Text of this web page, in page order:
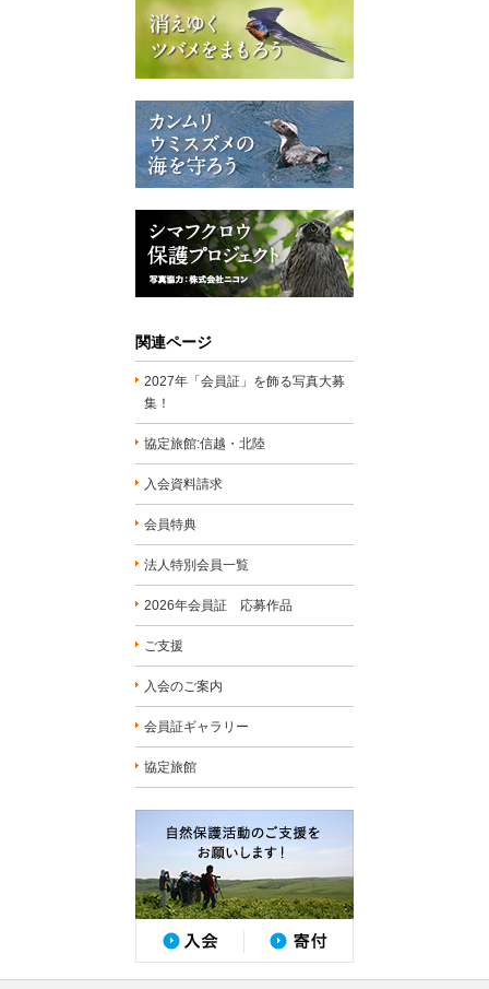
関連ページ
2027年「会員証」を飾る写真大募
集！
協定旅館:信越・北陸
入会資料請求
会員特典
法人特別会員一覧
2026年会員証 応募作品
ご支援
入会のご案内
会員証ギャラリー
協定旅館